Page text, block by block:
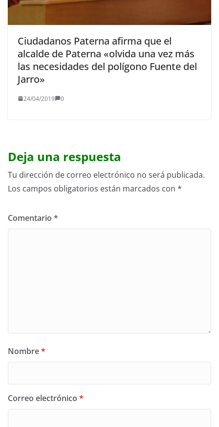
Ciudadanos Paterna afirma que el
alcalde de Paterna «olvida una vez más
las necesidades del polígono Fuente del
Jarro»
24/04/2019 0
Deja una respuesta
Tu dirección de correo electrónico no será publicada.
Los campos obligatorios están marcados con *
Comentario *
Nombre*
Correo electrónico *